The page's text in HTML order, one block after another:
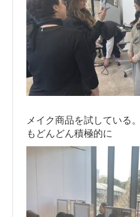
メイク商品を試している
もどんどん積極的に